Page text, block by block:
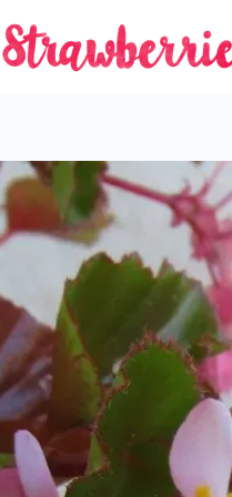
au
contenu